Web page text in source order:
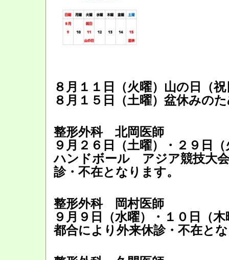
８月１１日（火曜）山の日（
８月１５日（土曜）盆休みの
整形外科 北岡医師
９月２６日（土曜）・２９日
ハンドボール アジア競技大
診・不在となります。
整形外科 岡村医師
９月９日（水曜）・１０日（木
都合により外来休診・不在と